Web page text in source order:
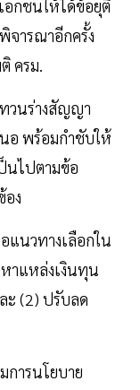
อกชนให้ได้ข้อยุติ
จารณาอีกครั้ง
ครม.
วนร่างสัญญา
อ พร้อมกำชับให้
นไปตามข้อ
ง
แนวทางเลือกใน
าแหล่งเงินทุน
(2) ปรับลด
การนโยบาย